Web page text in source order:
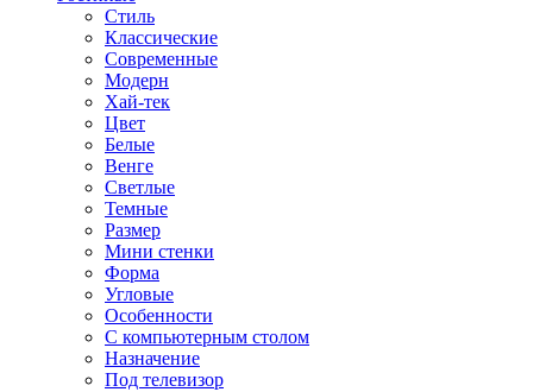
Стиль
Классические
Современные
Модерн
Хай-тек
Цвет
Белые
Венге
Светлые
Темные
Размер
Мини стенки
Форма
Угловые
Особенности
С компьютерным столом
Назначение
Под телевизор